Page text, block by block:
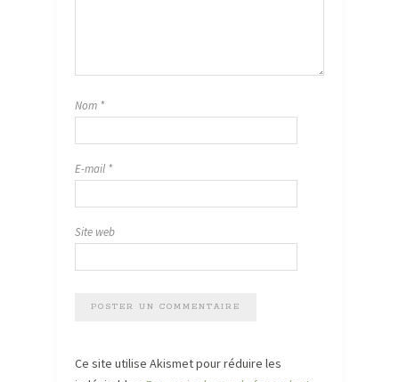
Nom *
E-mail *
Site web
Ce site utilise Akismet pour réduire les